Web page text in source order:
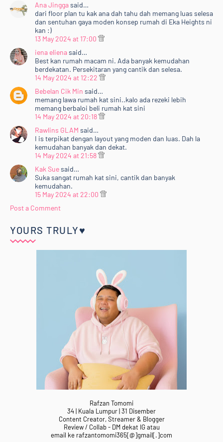
Ana Jinggasaid…
dari floor plan tu kak ana dah tahu dah memang luas selesa
dan sentuhan gaya moden konsep rumah di Eka Heights ni
kan :)
13 May 2024 at 17:00
iena elienasaid…
Best kan rumah macam ni. Ada banyak kemudahan
berdekatan. Persekitaran yang cantik dan selesa.
14 May 2024 at 12:22
Bebelan Cik Min said…
memang lawa rumah kat sini..kalo ada rezeki lebih
memang berbaloi beli rumah kat sini
14 May 2024 at 20:18
Rawlins GLAM said…
I is terpikat dengan layout yang moden dan luas. Dah la
kemudahan banyak dan dekat.
14 May 2024 at 21:58
Kak Suesaid…
Suka sangat rumah kat sini, cantik dan banyak
kemudahan.
15 May 2024 at 22:00
Post a Comment
YOURS TRULY♥
Rafzan Tomomi
34 | Kuala Lumpur | 31 Disember
Content Creator, Streamer & Blogger
Review / Collab - DM dekat IG atau
email ke rafzantomomi365[@]gmail[.]com